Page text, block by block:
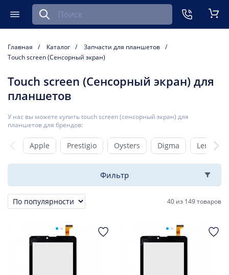
Меню
Найти запчасть для мобильного устройства
Главная Каталог
Запчасти для планшетов
Touch screen (Сенсорный экран)
Touch screen (Сенсорный экран) для
планшетов
У нас вы можете купить touch screen (сенсорный экран) для
планшетов для брендов:
Apple Prestigio Oysters Digma Lenovo
Фильтр
Сортировка 40 из 149 товаров